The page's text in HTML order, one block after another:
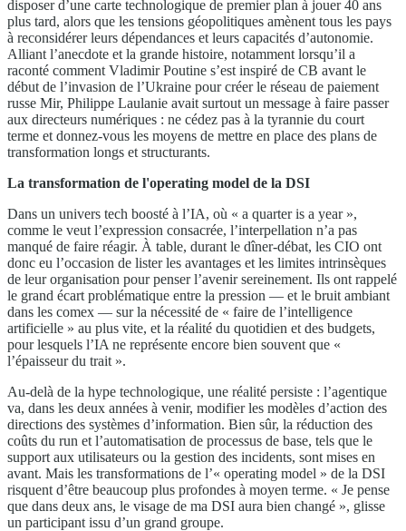
disposer d’une carte technologique de premier plan à jouer 40 ans
plus tard, alors que les tensions géopolitiques amènent tous les pays
à reconsidérer leurs dépendances et leurs capacités d’autonomie.
Alliant l’anecdote et la grande histoire, notamment lorsqu’il a
raconté comment Vladimir Poutine s’est inspiré de CB avant le
début de l’invasion de l’Ukraine pour créer le réseau de paiement
russe Mir, Philippe Laulanie avait surtout un message à faire passer
aux directeurs numériques : ne cédez pas à la tyrannie du court
terme et donnez-vous les moyens de mettre en place des plans de
transformation longs et structurants.
La transformation de l'operating model de la DSI
Dans un univers tech boosté à l’IA, où « a quarter is a year »,
comme le veut l’expression consacrée, l’interpellation n’a pas
manqué de faire réagir. À table, durant le dîner-débat, les CIO ont
donc eu l’occasion de lister les avantages et les limites intrinsèques
de leur organisation pour penser l’avenir sereinement. Ils ont rappelé
le grand écart problématique entre la pression — et le bruit ambiant
dans les comex — sur la nécessité de « faire de l’intelligence
artificielle » au plus vite, et la réalité du quotidien et des budgets,
pour lesquels l’IA ne représente encore bien souvent que «
l’épaisseur du trait ».
Au-delà de la hype technologique, une réalité persiste : l’agentique
va, dans les deux années à venir, modifier les modèles d’action des
directions des systèmes d’information. Bien sûr, la réduction des
coûts du run et l’automatisation de processus de base, tels que le
support aux utilisateurs ou la gestion des incidents, sont mises en
avant. Mais les transformations de l’« operating model » de la DSI
risquent d’être beaucoup plus profondes à moyen terme. « Je pense
que dans deux ans, le visage de ma DSI aura bien changé », glisse
un participant issu d’un grand groupe.